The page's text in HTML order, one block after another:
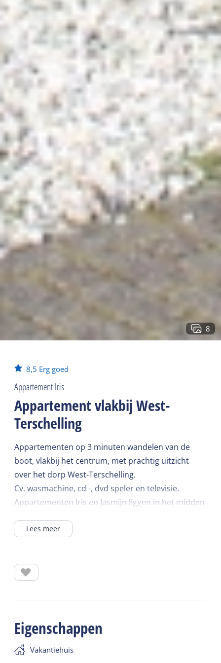
8
8,5 Erg goed
Appartement Iris
Appartement vlakbij West-
Terschelling
Appartementen op 3 minuten wandelen van de
boot, vlakbij het centrum, met prachtig uitzicht
over het dorp West-Terschelling.
Cv, wasmachine, cd -, dvd speler en televisie.
Appartementen Iris en Jasmijn liggen in het midden
vrij uitzicht over het dorp naar de Waddenzee.
2.5-persoons zitbank en twee leren fauteuils.
kookplaat, afzuigkap, koelkast, koffiezetapparaat,
combimagnetron en vaatwasser.
Badkamer met douche, toilet en wastafel.
Lees meer
Eigenschappen
Vakantiehuis